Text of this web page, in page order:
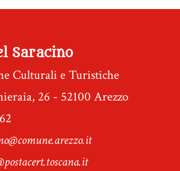
Saracino
Culturali e Turistiche
26 - 52100 Arezzo